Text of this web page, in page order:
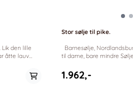
Stor sølje til pike.
til dame, bare mindre Søljen har åtte lauv
mellom hvit/forgylt eller oksidert.
1.962,-